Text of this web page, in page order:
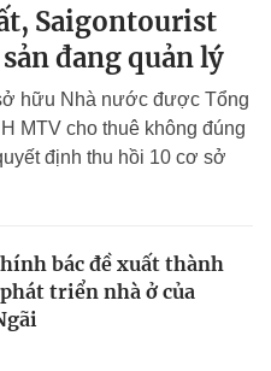
Saigontourist
đang quản lý
hữu Nhà nước được Tổng
MTV cho thuê không đúng
định thu hồi 10 cơ sở
bác đề xuất thành
triển nhà ở của